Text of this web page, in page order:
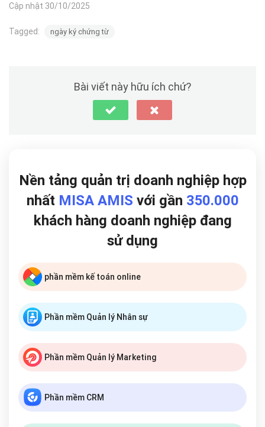
Cập nhật 30/10/2025
Tagged: ngày ký chứng từ
Bài viết này hữu ích chứ?
Nền tảng quản trị doanh nghiệp hợp
nhất MISA AMIS với gần 350.000
khách hàng doanh nghiệp đang
sử dụng
phần mềm kế toán online
Phần mềm Quản lý Nhân sự
Phần mềm Quản lý Marketing
Phần mềm CRM